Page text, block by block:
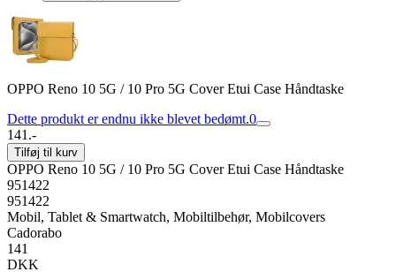
OPPO Reno 10 5G / 10 Pro 5G Cover Etui Case Håndtaske
Dette produkt er endnu ikke blevet bedømt.0
141.-
Tilføj til kurv
OPPO Reno 10 5G / 10 Pro 5G Cover Etui Case Håndtaske
951422
951422
Mobil, Tablet & Smartwatch, Mobiltilbehør, Mobilcovers
Cadorabo
141
DKK